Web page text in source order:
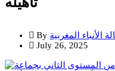
By الأنباء المغربية
July 26, 2025